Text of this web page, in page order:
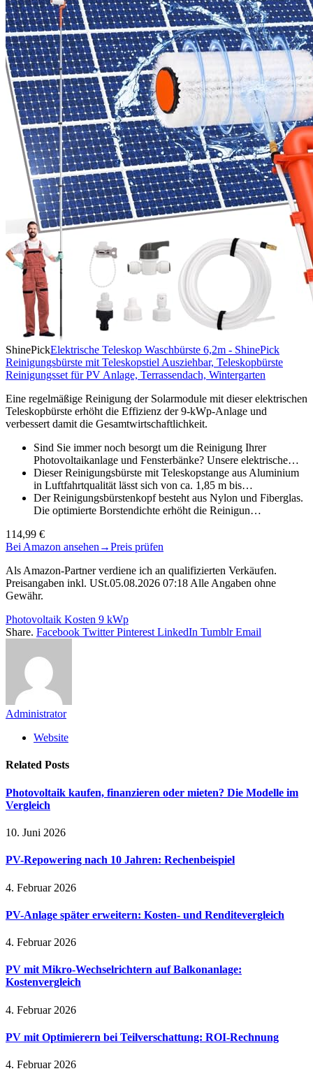
ShinePickElektrische Teleskop Waschbürste 6,2m - ShinePick
Reinigungsbürste mit Teleskopstiel Ausziehbar, Teleskopbürste
Reinigungsset für PV Anlage, Terrassendach, Wintergarten
Eine regelmäßige Reinigung der Solarmodule mit dieser elektrischen
Teleskopbürste erhöht die Effizienz der 9-kWp-Anlage und
verbessert damit die Gesamtwirtschaftlichkeit.
Sind Sie immer noch besorgt um die Reinigung Ihrer
Photovoltaikanlage und Fensterbänke? Unsere elektrische…
Dieser Reinigungsbürste mit Teleskopstange aus Aluminium
in Luftfahrtqualität lässt sich von ca. 1,85 m bis…
Der Reinigungsbürstenkopf besteht aus Nylon und Fiberglas.
Die optimierte Borstendichte erhöht die Reinigun…
114,99 €
Bei Amazon ansehen →Preis prüfen
Als Amazon-Partner verdiene ich an qualifizierten Verkäufen.
Preisangaben inkl. USt.05.08.2026 07:18 Alle Angaben ohne
Gewähr.
Photovoltaik Kosten 9 kWp
Share. Facebook Twitter Pinterest LinkedIn Tumblr Email
Administrator
Website
Related Posts
Photovoltaik kaufen, finanzieren oder mieten? Die Modelle im
Vergleich
10. Juni 2026
PV-Repowering nach 10 Jahren: Rechenbeispiel
4. Februar 2026
PV-Anlage später erweitern: Kosten- und Renditevergleich
4. Februar 2026
PV mit Mikro-Wechselrichtern auf Balkonanlage:
Kostenvergleich
4. Februar 2026
PV mit Optimierern bei Teilverschattung: ROI-Rechnung
4. Februar 2026